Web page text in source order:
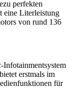
perfekten
eine Literleistung
von rund 136
Infotainmentsystem
erstmals im
für